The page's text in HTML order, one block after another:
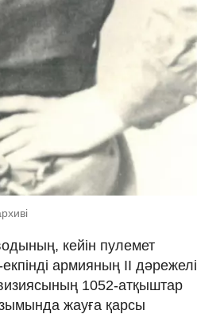
кейін пулемет
армияның ІІ дəрежелі
1052-атқыштар
жауға қарсы